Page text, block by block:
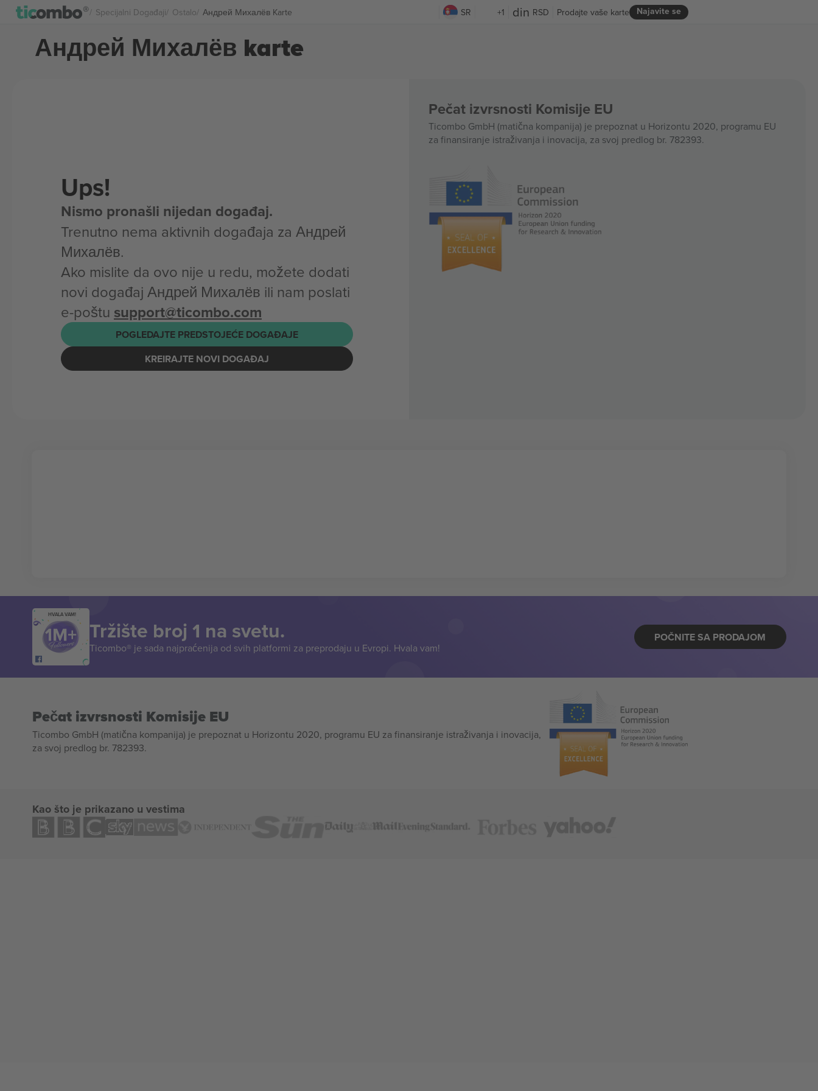
Specijalni Događaji Ostalo Андрей Михалёв Karte SR +1 RSD Najavite se
Prodajte vaše karte
Андрей Михалёв karte
Ups!
Nismo pronašli nijedan događaj.
Trenutno nema aktivnih događaja za Андрей
Михалёв.
Ako mislite da ovo nije u redu, možete dodati
novi događaj Андрей Михалёв ili nam poslati
e-poštu support@ticombo.com
POGLEDAJTE PREDSTOJEĆE DOGAĐAJE
KREIRAJTE NOVI DOGAĐAJ
Pečat izvrsnosti Komisije EU
Ticombo GmbH (matična kompanija) je prepoznat u Horizontu 2020, programu EU
za finansiranje istraživanja i inovacija, za svoj predlog br. 782393.
HVALA VAM!
Tržište broj 1 na svetu.
Ticombo® je sada najpraćenija od svih platformi za preprodaju u Evropi. Hvala vam!
POČNITE SA PRODAJOM
Pečat izvrsnosti Komisije EU
Ticombo GmbH (matična kompanija) je prepoznat u Horizontu 2020, programu EU za finansiranje istraživanja i inovacija,
za svoj predlog br. 782393.
Kao što je prikazano u vestima